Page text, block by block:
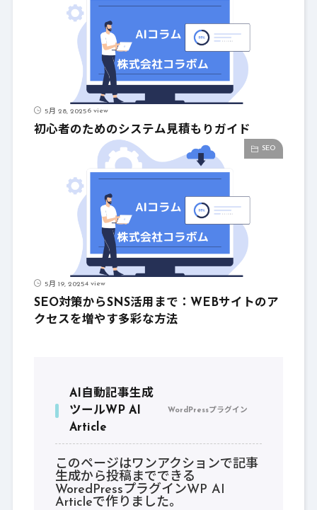
5月 28, 20256 view
初心者のためのシステム見積もりガイド
SEO
5月 19, 20254 view
SEO対策からSNS活用まで：WEBサイトのア
クセスを増やす多彩な方法
AI自動記事生成
ツールWP AI
Article
WordPressプラグイン
このページはワンアクションで記事
生成から投稿までできる
WoredPressプラグインWP AI
Articleで作りました。